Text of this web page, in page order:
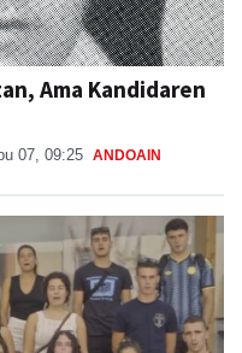
Ama Kandidaren
07, 09:25 ANDOAIN